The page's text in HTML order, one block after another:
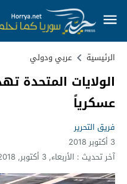
الرئيسية عربي ودولي
الولايات المتحدة
عسكرياً
فريق التحرير
3 أكتوبر 2018
آخر تحديث : الأربعاء, 3 أكتوبر, 2018 - 10:51 صباحًا